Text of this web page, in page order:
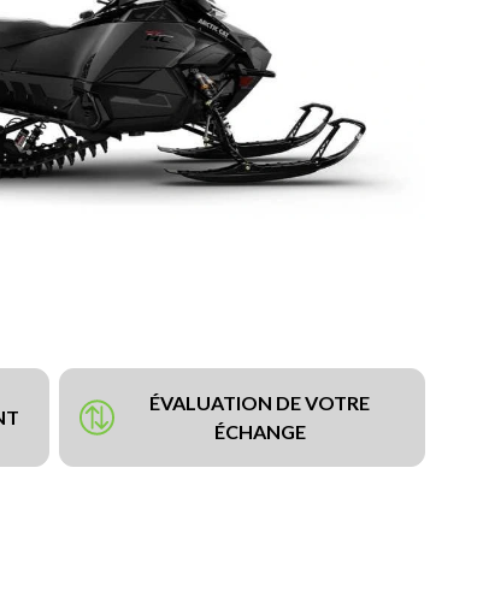
ÉVALUATION DE VOTRE
ÉCHANGE